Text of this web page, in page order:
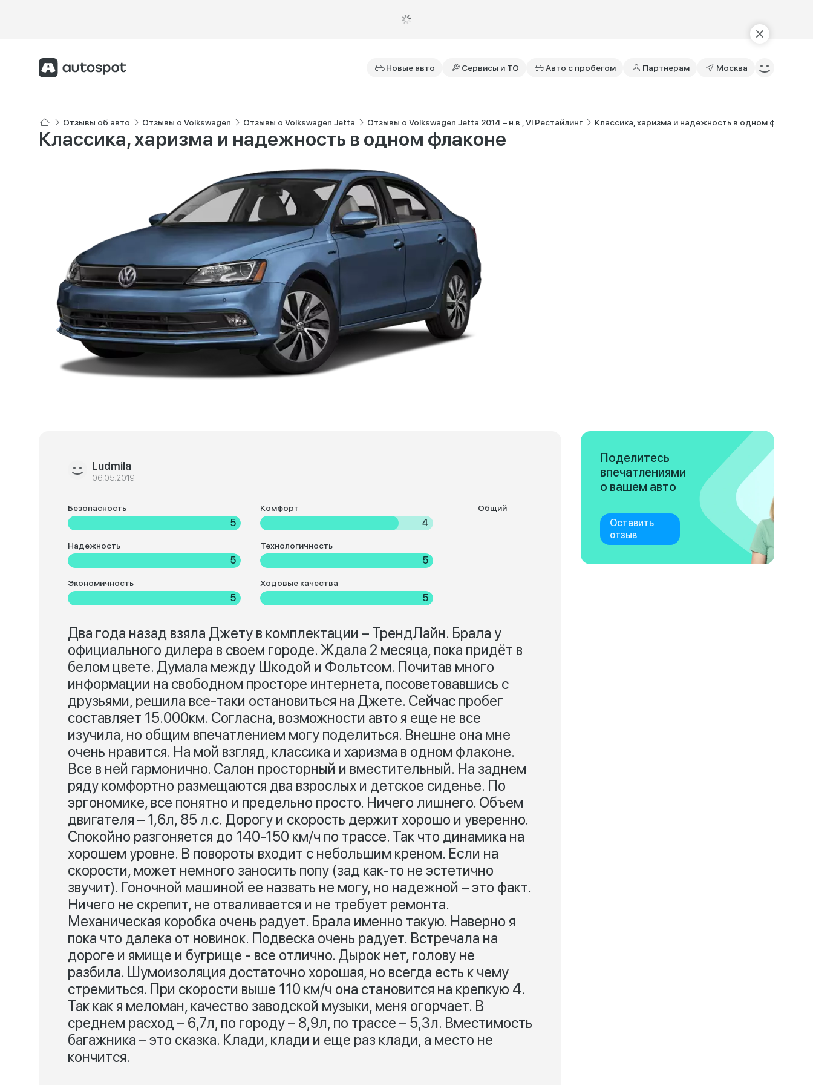
Новые авто Сервисы и ТО Авто с пробегом Партнерам Москва
Отзывы об авто Отзывы о Volkswagen Отзывы о Volkswagen Jetta Отзывы о Volkswagen Jetta 2014 – н.в., VI Рестайлинг Классика, харизма и надежность в одном флаконе
Классика, харизма и надежность в одном флаконе
Ludmila
06.05.2019
Безопасность
5
Комфорт
4
Надежность
5
Технологичность
5
Экономичность
5
Ходовые качества
5
Общий
Два года назад взяла Джету в комплектации – ТрендЛайн. Брала у
официального дилера в своем городе. Ждала 2 месяца, пока придёт в
белом цвете. Думала между Шкодой и Фольтсом. Почитав много
информации на свободном просторе интернета, посоветовавшись с
друзьями, решила все-таки остановиться на Джете. Сейчас пробег
составляет 15.000км. Согласна, возможности авто я еще не все
изучила, но общим впечатлением могу поделиться. Внешне она мне
очень нравится. На мой взгляд, классика и харизма в одном флаконе.
Все в ней гармонично. Салон просторный и вместительный. На заднем
ряду комфортно размещаются два взрослых и детское сиденье. По
эргономике, все понятно и предельно просто. Ничего лишнего. Объем
двигателя – 1,6л, 85 л.с. Дорогу и скорость держит хорошо и уверенно.
Спокойно разгоняется до 140-150 км/ч по трассе. Так что динамика на
хорошем уровне. В повороты входит с небольшим креном. Если на
скорости, может немного заносить попу (зад как-то не эстетично
звучит). Гоночной машиной ее назвать не могу, но надежной – это факт.
Ничего не скрепит, не отваливается и не требует ремонта.
Механическая коробка очень радует. Брала именно такую. Наверно я
пока что далека от новинок. Подвеска очень радует. Встречала на
дороге и ямище и бугрище - все отлично. Дырок нет, голову не
разбила. Шумоизоляция достаточно хорошая, но всегда есть к чему
стремиться. При скорости выше 110 км/ч она становится на крепкую 4.
Так как я меломан, качество заводской музыки, меня огорчает. В
среднем расход – 6,7л, по городу – 8,9л, по трассе – 5,3л. Вместимость
багажника – это сказка. Клади, клади и еще раз клади, а место не
кончится.
Поделитесь
впечатлениями
о вашем авто
Оставить
отзыв